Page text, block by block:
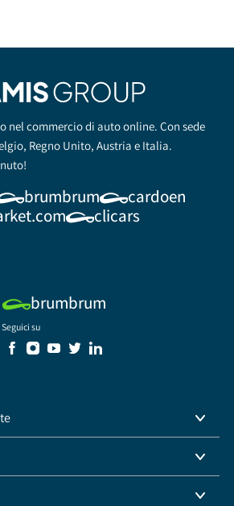
nel commercio di auto online. Con sede
Regno Unito, Austria e Italia.
brumbrum
cardoen
clicars
brumbrum
Seguici su